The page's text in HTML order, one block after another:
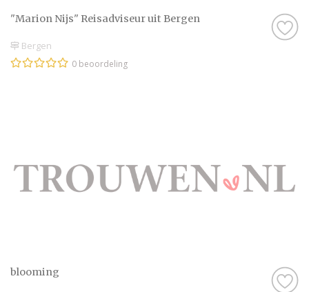
"Marion Nijs" Reisadviseur uit Bergen
Bergen
0 beoordeling
blooming